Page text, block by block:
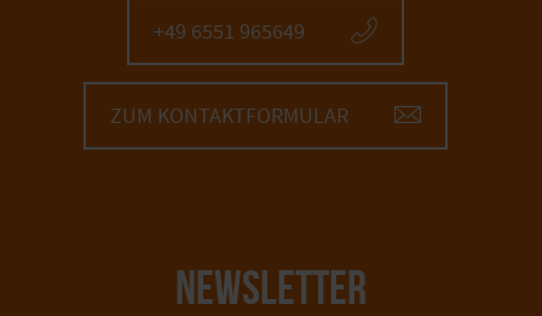
+49 6551 965649
ZUM KONTAKTFORMULAR
NEWSLETTER